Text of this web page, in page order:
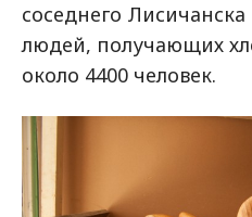
соседнего
людей, получающих
около 4400 человек.